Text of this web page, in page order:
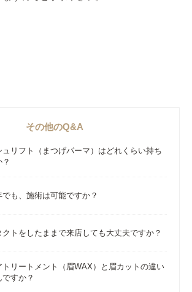
その他のQ&A
ュリフト（まつげパーマ）はどれくらい持ち
でも、施術は可能ですか？
クトをしたままで来店しても大丈夫ですか？
トリートメント（眉WAX）と眉カットの違い
ですか？